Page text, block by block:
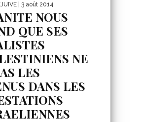
| 3 août 2014
NOUS
QUE SES
NE
LES
DANS LES